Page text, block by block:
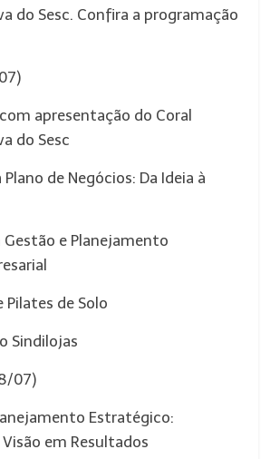
do Sesc. Confira a programação
apresentação do Coral
do Sesc
de Negócios: Da Ideia à
e Planejamento
Pilates de Solo
Sindilojas
07)
Estratégico:
em Resultados